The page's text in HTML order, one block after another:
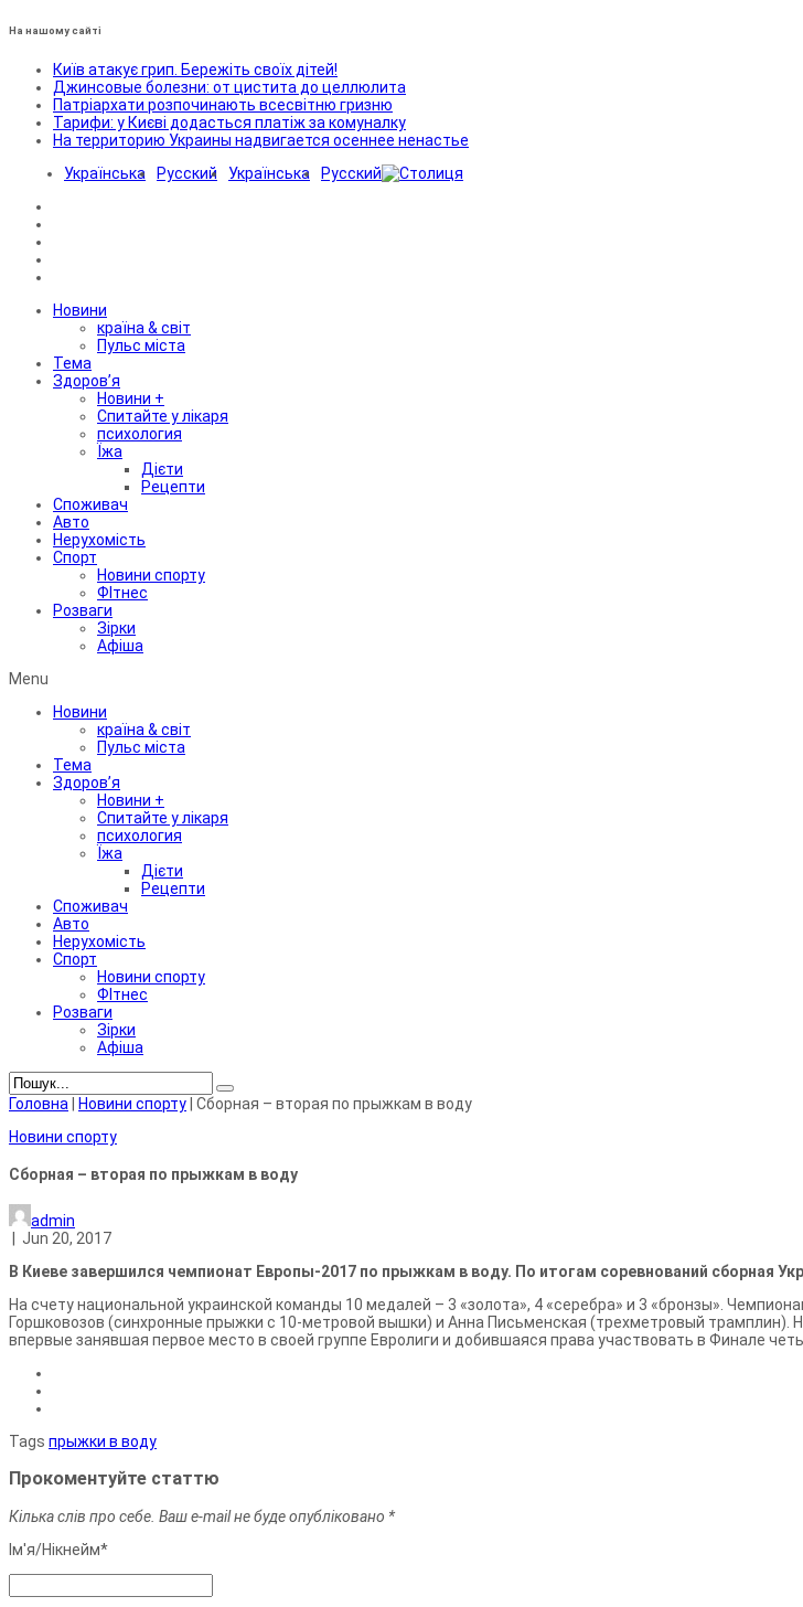
На нашому сайті
Київ атакує грип. Бережіть своїх дітей!
Джинсовые болезни: от цистита до целлюлита
Патріархати розпочинають всесвітню гризню
Тарифи: у Києві додасться платіж за комуналку
На территорию Украины надвигается осеннее ненастье
Українська
Русский Українська Русский
Новини
країна & світ
Пульс міста
Тема
Здоров’я
Новини +
Спитайте у лікаря
психология
Їжа
Дієти
Рецепти
Споживач
Авто
Нерухомість
Спорт
Новини спорту
ФІтнес
Розваги
Зірки
Афіша
Menu
Новини
країна & світ
Пульс міста
Тема
Здоров’я
Новини +
Спитайте у лікаря
психология
Їжа
Дієти
Рецепти
Споживач
Авто
Нерухомість
Спорт
Новини спорту
ФІтнес
Розваги
Зірки
Афіша
Головна Новини спорту Сборная – вторая по прыжкам в воду
Новини спорту
Сборная – вторая по прыжкам в воду
admin
Jun 20, 2017
В Киеве завершился чемпионат Европы-2017 по прыжкам в воду. По итогам соревнований сборная
На счету национальной украинской команды 10 медалей – 3 «золота», 4 «серебра» и 3 «бронзы».
Горшковозов (синхронные прыжки с 10-метровой вышки) и Анна Письменская (трехметровый трамплин).
впервые занявшая первое место в своей группе Евролиги и добившаяся права участвовать в Финале
Tags прыжки в воду
Прокоментуйте статтю
Кілька слів про себе. Ваш e-mail не буде опубліковано *
Ім'я/Нiкнейм*